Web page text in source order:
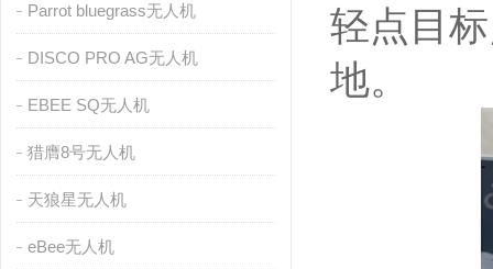
Parrot bluegrass无人机
DISCO PRO AG无人机
EBEE SQ无人机
猎膺8号无人机
天狼星无人机
eBee无人机
轻点目
地。